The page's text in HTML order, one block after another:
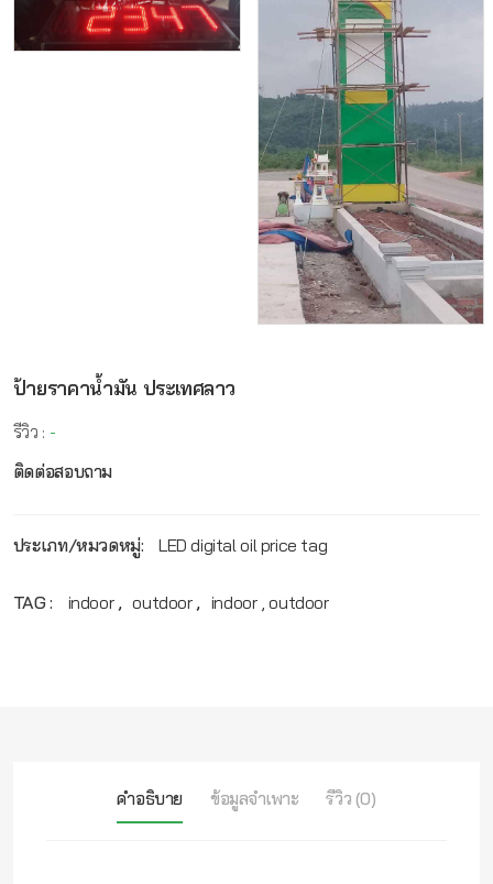
ป้ายราคาน้ำมัน ประเทศลาว
รีวิว : -
ติดต่อสอบถาม
ประเภท/หมวดหมู่: LED digital oil price tag
TAG : indoor, outdoor, indoor , outdoor
คำอธิบาย ข้อมูลจำเพาะ รีวิว (0)